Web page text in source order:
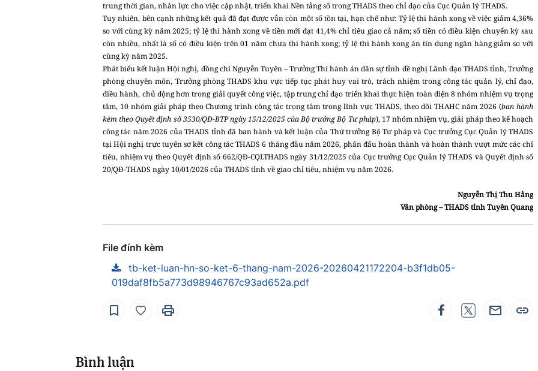
trung thời gian, nhân lực cho việc cập nhật, triển khai Nền tảng số trong THADS theo chỉ đạo của Cục Quản lý THADS.
Tuy nhiên, bên cạnh những kết quả đã đạt được vẫn còn một số tồn tại, hạn chế như: Tỷ lệ thi hành xong về việc giảm 4,36%
so với cùng kỳ năm 2025; tỷ lệ thi hành xong về tiền mới đạt 41,4% chỉ tiêu giao cả năm; số tiền có điều kiện chuyển kỳ sau
còn nhiều, nhất là số có điều kiện trên 01 năm chưa thi hành xong; tỷ lệ thi hành xong án tín dụng ngân hàng giảm so với
cùng kỳ năm 2025.
Phát biểu kết luận Hội nghị, đồng chí Nguyễn Tuyên – Trưởng Thi hành án dân sự tỉnh đề nghị Lãnh đạo THADS tỉnh, Trưởng
phòng chuyên môn, Trưởng phòng THADS khu vực tiếp tục phát huy vai trò, trách nhiệm trong công tác quản lý, chỉ đạo,
điều hành, chủ động hơn trong giải quyết công việc, tập trung chỉ đạo triển khai thực hiện toàn diện 8 nhóm nhiệm vụ trọng
tâm, 10 nhóm giải pháp theo Chương trình công tác trọng tâm trong lĩnh vực THADS, theo dõi THAHC năm 2026 (ban hành
kèm theo Quyết định số 3530/QĐ-BTP ngày 15/12/2025 của Bộ trưởng Bộ Tư pháp), 17 nhóm nhiệm vụ, giải pháp theo kế hoạch
công tác năm 2026 của THADS tỉnh đã ban hành và kết luận của Thứ trưởng Bộ Tư pháp và Cục trưởng Cục Quản lý THADS
tại Hội nghị trực tuyến sơ kết công tác THADS 6 tháng đầu năm 2026, phấn đấu hoàn thành và hoàn thành vượt mức các chỉ
tiêu, nhiệm vụ theo Quyết định số 662/QĐ-CQLTHADS ngày 31/12/2025 của Cục trưởng Cục Quản lý THADS và Quyết định số
20/QĐ-THADS ngày 10/01/2026 của THADS tỉnh về giao chỉ tiêu, nhiệm vụ năm 2026.
Nguyễn Thị Thu Hằng
Văn phòng – THADS tỉnh Tuyên Quang
File đính kèm
tb-ket-luan-hn-so-ket-6-thang-nam-2026-20260421172204-b3f1db05-
019daf8fb5a773d98946767c93ad652a.pdf
Bình luận